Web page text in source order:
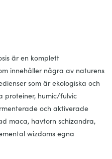
är en komplett
innehåller några av naturens
som är ekologiska och
proteiner, humic/fulvic
och aktiverade
maca, havtorn schizandra,
wizdoms egna